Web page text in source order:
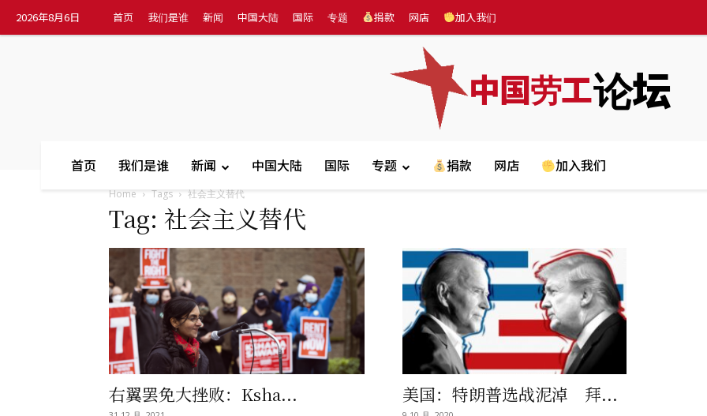
2026年8月6日 首页 我们是谁 新闻 中国大陆 国际 专题 捐款 网店 加入我们
中国劳工论坛
首页 我们是谁 新闻 中国大陆 国际 专题 捐款 网店 加入我们
Home Tags 社会主义替代
Tag: 社会主义替代
右翼罢免大挫败：Ksha... 美国：特朗普选战泥淖 拜...